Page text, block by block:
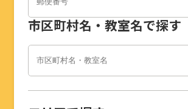
市区町村名・教室名で探す